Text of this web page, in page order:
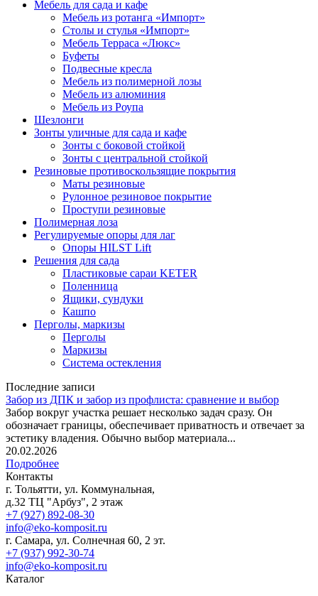
Мебель для сада и кафе
Мебель из ротанга «Импорт»
Столы и стулья «Импорт»
Мебель Терраса «Люкс»
Буфеты
Подвесные кресла
Мебель из полимерной лозы
Мебель из алюминия
Мебель из Роупа
Шезлонги
Зонты уличные для сада и кафе
Зонты с боковой стойкой
Зонты с центральной стойкой
Резиновые противоскользящие покрытия
Маты резиновые
Рулонное резиновое покрытие
Проступи резиновые
Полимерная лоза
Регулируемые опоры для лаг
Опоры HILST Lift
Решения для сада
Пластиковые сараи KETER
Поленница
Ящики, сундуки
Кашпо
Перголы, маркизы
Перголы
Маркизы
Система остекления
Последние записи
Забор из ДПК и забор из профлиста: сравнение и выбор
Забор вокруг участка решает несколько задач сразу. Он
обозначает границы, обеспечивает приватность и отвечает за
эстетику владения. Обычно выбор материала...
20.02.2026
Подробнее
Контакты
г. Тольятти, ул. Коммунальная,
д.32 ТЦ "Арбуз", 2 этаж
+7 (927) 892-08-30
info@eko-komposit.ru
г. Самара, ул. Солнечная 60, 2 эт.
+7 (937) 992-30-74
info@eko-komposit.ru
Каталог